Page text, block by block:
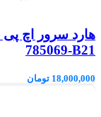
785069-B21
18,000,000 تومان